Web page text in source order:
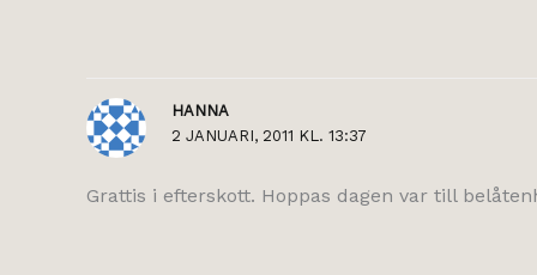
HANNA
2 JANUARI, 2011 KL. 13:37
Grattis i efterskott. Hoppas dagen var till